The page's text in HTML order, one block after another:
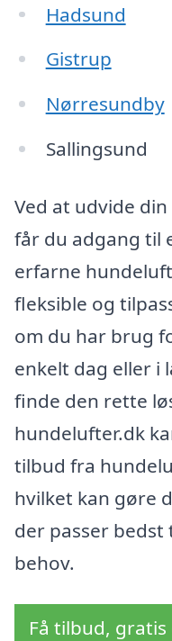
Hadsund
Gistrup
Nørresundby
Sallingsund
Ved at udvide
får du adgang til
erfarne
fleksible og
om du har brug
enkelt dag eller i
finde den rette
hundelufter.dk
tilbud fra
hvilket kan gøre
der passer
behov.
Få tilbud,